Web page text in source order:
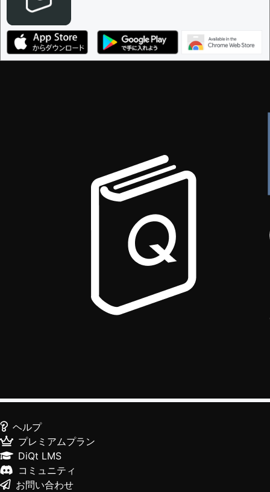
ヘルプ
プレミアムプラン
DiQt LMS
コミュニティ
お問い合わせ